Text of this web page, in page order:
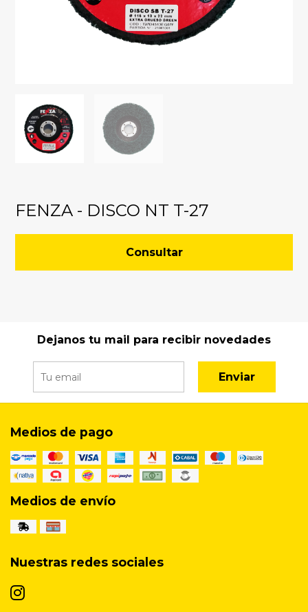
FENZA - DISCO NT T-27
Consultar
Dejanos tu mail para recibir novedades
Enviar
Medios de pago
Medios de envío
Nuestras redes sociales